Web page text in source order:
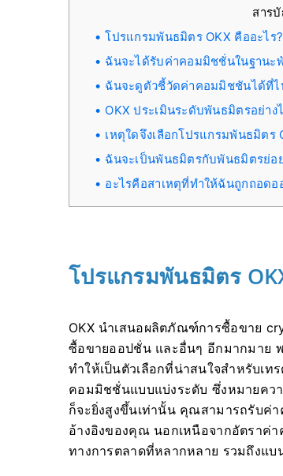
สาร
โปรแกรมพันธมิตร OKX คืออะไร?
ฉันจะได้รับค่าคอมมิชชั่นในฐานะ
ฉันจะดูตัวชี้วัดค่าคอมมิชชันได้ที่ไ
OKX ประเมินระดับพันธมิตรอย่าง
เหตุใดจึงเลือกโปรแกรมพันธมิตร
ฉันจะเป็นพันธมิตรกับพันธมิตรย่อ
อะไรคือสาเหตุที่ทำให้ฉันถูกถอด
โปรแกรมพันธมิตร
OKX นำเสนอผลิตภัณฑ์การซื้อขาย
ซื้อขายออปชั่น และอื่นๆ อีกมากมาย
ทำให้เป็นตัวเลือกที่น่าสนใจสำหรับเ
คอมมิชชั่นแบบแบ่งระดับ ซึ่งหมายค
ก็จะยิ่งสูงขึ้นเท่านั้น คุณสามารถรับค่า
อ้างอิงของคุณ นอกเหนือจากอัตราค่
ทางการตลาดที่หลากหลาย รวมถึงแบ